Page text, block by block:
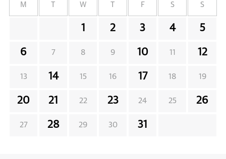
M W F S S
1 2 3 4 5
6 7 8 9 10 11 12
13 14 15 16 17 18 19
20 21 22 23 24 25 26
27 28 29 30 31